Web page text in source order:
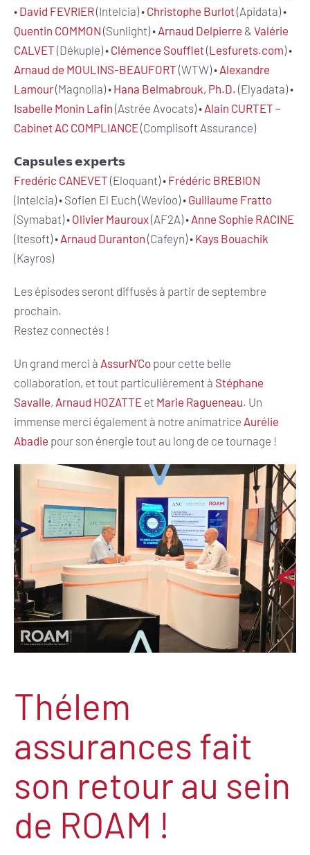
• David FEVRIER(Intelcia) • Christophe Burlot(Apidata) •
Quentin COMMON (Sunlight) • Arnaud Delpierre & Valérie
CALVET (Dékuple) • Clémence Soufflet(Lesfurets.com) •
Arnaud de MOULINS-BEAUFORT (WTW) • Alexandre
Lamour(Magnolia) • Hana Belmabrouk, Ph.D. (Elyadata) •
Isabelle Monin Lafin (Astrée Avocats) • Alain CURTET –
Cabinet AC COMPLIANCE(Complisoft Assurance)
𝗖𝗮𝗽𝘀𝘂𝗹𝗲𝘀 𝗲𝘅𝗽𝗲𝗿𝘁𝘀
Fredéric CANEVET (Eloquant) • Frédéric BREBION
(Intelcia) • Sofien El Euch (Wevioo) • Guillaume Fratto
(Symabat) • Olivier Mauroux(AF2A) • Anne Sophie RACINE
(Itesoft) • Arnaud Duranton (Cafeyn) • Kays Bouachik
(Kayros)
Les épisodes seront diffusés à partir de septembre
prochain.
Restez connectés !
Un grand merci à AssurN’Co pour cette belle
collaboration, et tout particulièrement à Stéphane
Savalle, Arnaud HOZATTE et Marie Ragueneau. Un
immense merci également à notre animatrice Aurélie
Abadie pour son énergie tout au long de ce tournage !
Thélem
assurances fait
son retour au sein
de ROAM !